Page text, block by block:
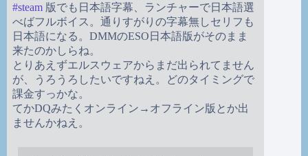
#steam 版でも日本語字幕、ランチャーで日本語選
べばフルボイス。通りすがりの字幕無しセリフも
日本語になる。DMMのESO日本語版がそのまま
来たのかしらね。
とりあえずエルスウェアからまだ出られてません
が、うろうろしたいですねえ。どのタイミングで
課金すっかな。
てかDQみたくオンライン→オフライン版とか出
ませんかねえ。